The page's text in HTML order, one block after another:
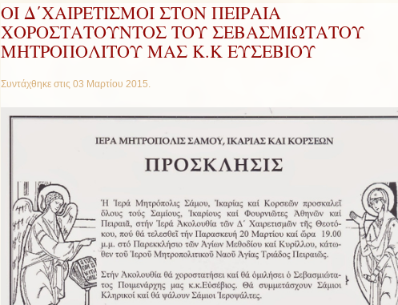
ΟΙ Δ΄ΧΑΙΡΕΤΙΣΜΟΙ ΣΤΟΝ ΠΕΙΡΑΙΑ
ΧΟΡΟΣΤΑΤΟΥΝΤΟΣ ΤΟΥ ΣΕΒΑΣΜΙΩΤΑΤΟΥ
ΜΗΤΡΟΠΟΛΙΤΟΥ ΜΑΣ Κ.Κ ΕΥΣΕΒΙΟΥ
Συντάχθηκε στις 03 Μαρτίου 2015.